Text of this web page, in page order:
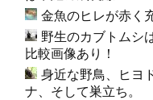
金魚のヒレが赤く
野生のカブトムシ
比較画像あり！
身近な野鳥、ヒヨ
ナ、そして巣立ち。